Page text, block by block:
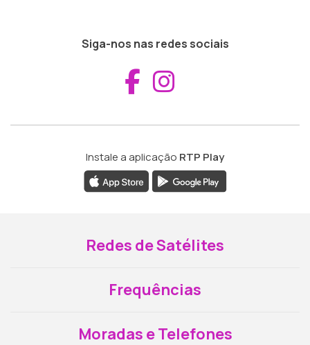
Siga-nos nas redes sociais
Aceder ao
Instale a aplicação RTP Play
Redes de Satélites
Frequências
Moradas e Telefones